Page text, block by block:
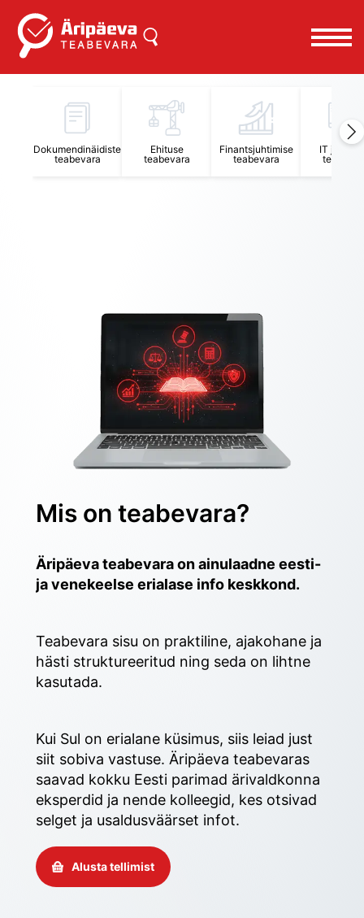
Dokumendinäidiste
teabevara
Ehituse
teabevara
Finantsjuhtimise
teabevara
IT
Mis on teabevara?
Äripäeva teabevara on ainulaadne eesti-
ja venekeelse erialase info keskkond.
Teabevara sisu on praktiline, ajakohane ja
hästi struktureeritud ning seda on lihtne
kasutada.
Kui Sul on erialane küsimus, siis leiad just
siit sobiva vastuse. Äripäeva teabevaras
saavad kokku Eesti parimad ärivaldkonna
eksperdid ja nende kolleegid, kes otsivad
selget ja usaldusväärset infot.
Alusta tellimist